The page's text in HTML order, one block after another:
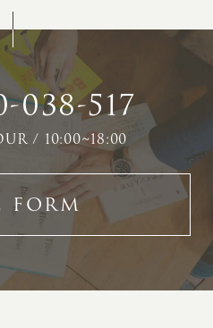
038-517
/ 10:00~18:00
FORM